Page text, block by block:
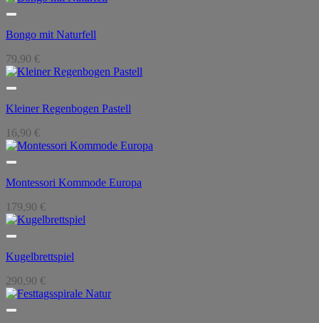
Bongo mit Naturfell
79,90 €
Kleiner Regenbogen Pastell
16,90 €
Montessori Kommode Europa
179,90 €
Kugelbrettspiel
290,90 €